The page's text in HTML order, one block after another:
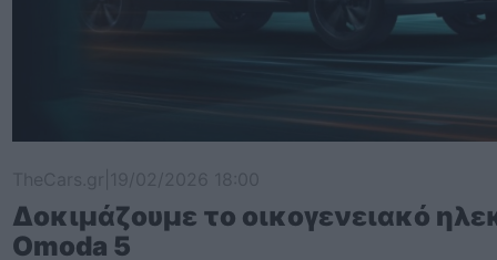
Δοκιμάζουμε το οικογενειακό
Omoda 5